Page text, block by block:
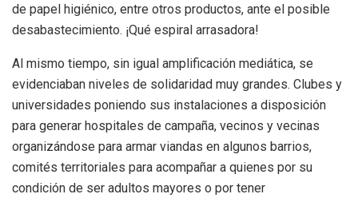
de papel higiénico, entre otros productos, ante el posible
desabastecimiento. ¡Qué espiral arrasadora!
Al mismo tiempo, sin igual amplificación mediática, se
evidenciaban niveles de solidaridad muy grandes. Clubes y
universidades poniendo sus instalaciones a disposición
para generar hospitales de campaña, vecinos y vecinas
organizándose para armar viandas en algunos barrios,
comités territoriales para acompañar a quienes por su
condición de ser adultos mayores o por tener